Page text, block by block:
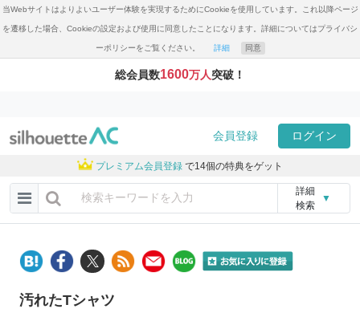
当Webサイトはよりよいユーザー体験を実現するためにCookieを使用しています。これ以降ページ
を遷移した場合、Cookieの設定および使用に同意したことになります。詳細についてはプライバシ
ーポリシーをご覧ください。 詳細 同意
総会員数1600万人突破！
会員登録 ログイン
プレミアム会員登録 で14個の特典をゲット
詳細
検索
▼
汚れたTシャツ